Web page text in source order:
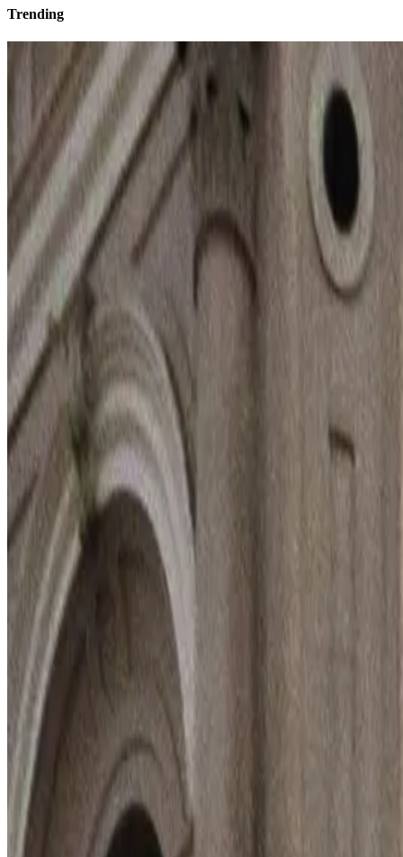
Trending